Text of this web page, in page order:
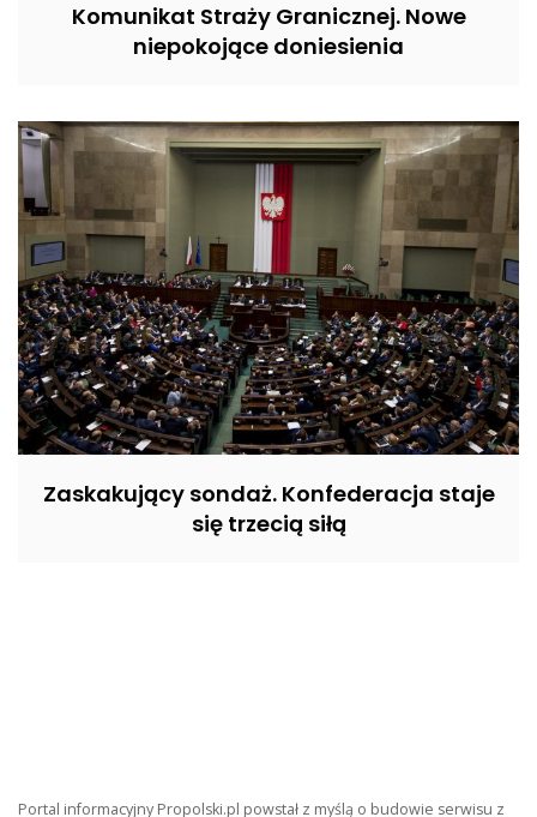
Komunikat Straży Granicznej. Nowe
niepokojące doniesienia
Zaskakujący sondaż. Konfederacja staje
się trzecią siłą
Portal informacyjny Propolski.pl powstał z myślą o budowie serwisu z